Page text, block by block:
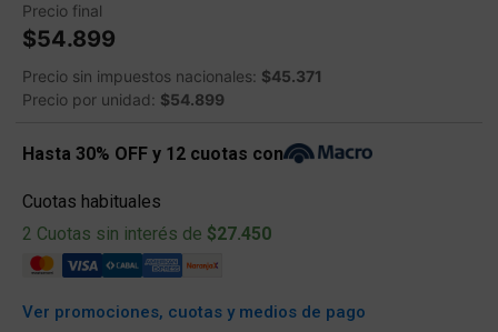
Precio final
$54.899
Precio sin impuestos nacionales: $45.371
Precio por unidad: $54.899
Hasta 30% OFF y 12 cuotas con
Cuotas habituales
2 Cuotas sin interés de $27.450
Ver promociones, cuotas y medios de pago